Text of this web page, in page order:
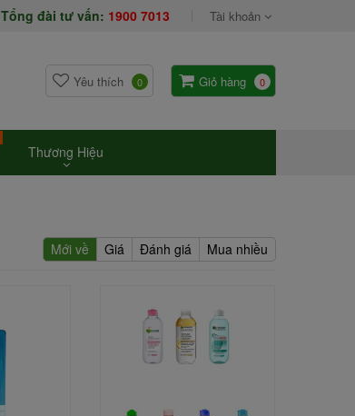
Tổng đài tư vấn: 1900 7013 Tài khoản
Yêu thích 0 Giỏ hàng 0
Thương Hiệu
Mới về Giá Đánh giá Mua nhiều